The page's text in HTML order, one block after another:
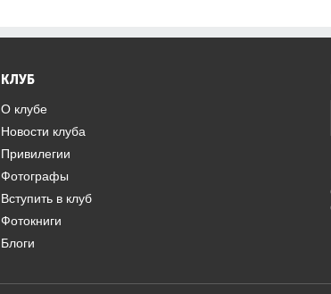
КЛУБ
О клубе
Новости клуба
Привилегии
Фотографы
Вступить в клуб
Фотокниги
Блоги